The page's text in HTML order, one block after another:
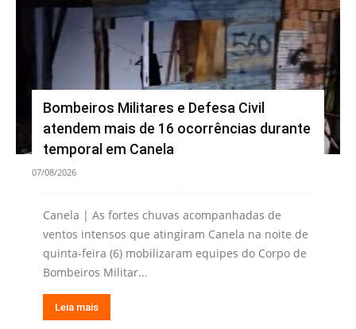
Bombeiros Militares e Defesa Civil
atendem mais de 16 ocorrências durante
temporal em Canela
07/08/2026
Canela | As fortes chuvas acompanhadas de
ventos intensos que atingiram Canela na noite de
quinta-feira (6) mobilizaram equipes do Corpo de
Bombeiros Militar...
Leia mais